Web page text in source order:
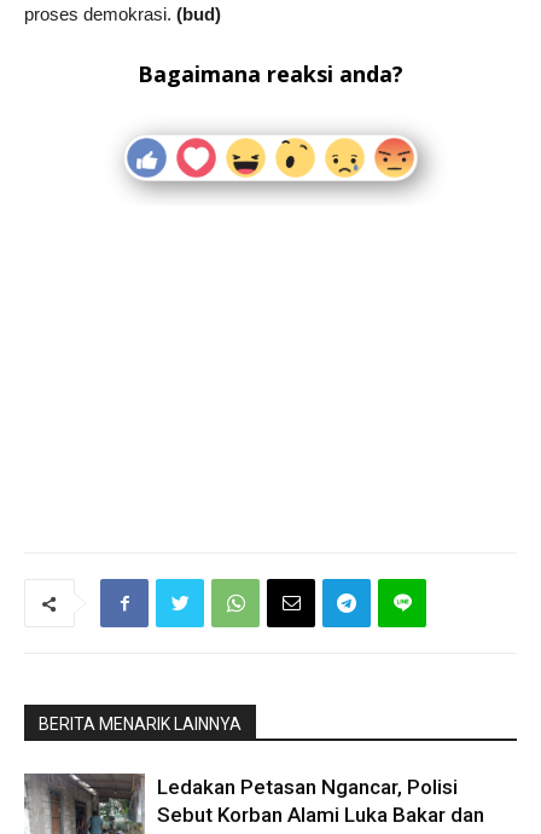
proses demokrasi. (bud)
Bagaimana reaksi anda?
BERITA MENARIK LAINNYA
Ledakan Petasan Ngancar, Polisi
Sebut Korban Alami Luka Bakar dan